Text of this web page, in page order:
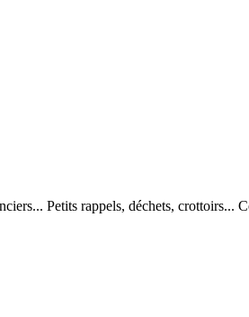
Petits rappels, déchets, crottoirs...